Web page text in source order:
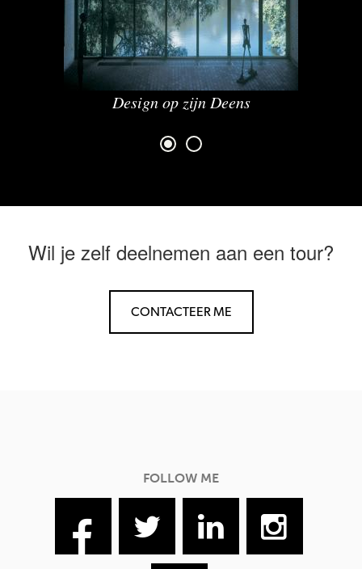
Design op zijn Deens
Wil je zelf deelnemen aan een tour?
CONTACTEER ME
FOLLOW ME